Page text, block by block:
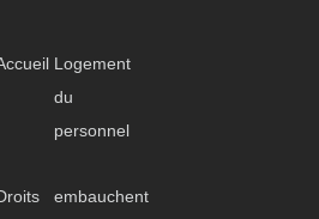
Logement
du
personnel
embauchent